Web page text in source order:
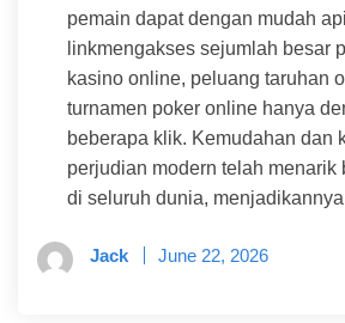
pemain dapat dengan mudah
linkmengakses sejumlah besar
kasino online, peluang taruhan
turnamen poker online hanya
beberapa klik. Kemudahan dan
perjudian modern telah menarik
di seluruh dunia,
Jack June 22, 2026